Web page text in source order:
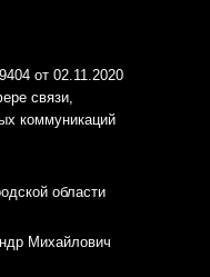
от 02.11.2020
связи,
коммуникаций
области
Михайлович